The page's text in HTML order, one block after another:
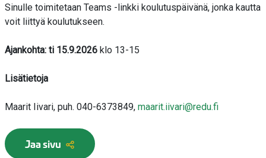
Sinulle toimitetaan Teams -linkki koulutuspäivänä, jonka kautta
voit liittyä koulutukseen.
Ajankohta: ti 15.9.2026 klo 13-15
Lisätietoja
Maarit Iivari, puh. 040-6373849, maarit.iivari@redu.fi
Jaa sivu